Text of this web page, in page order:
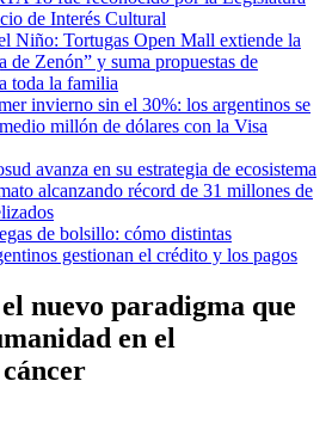
de Interés Cultural
Niño: Tortugas Open Mall extiende la
de Zenón” y suma propuestas de
toda la familia
invierno sin el 30%: los argentinos se
millón de dólares con la Visa
avanza en su estrategia de ecosistema
alcanzando récord de 31 millones de
de bolsillo: cómo distintas
gestionan el crédito y los pagos
nuevo paradigma que
en el